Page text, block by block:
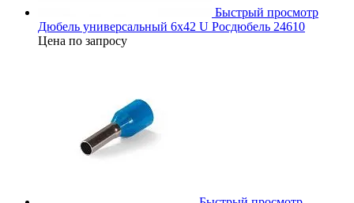
Быстрый просмотр
Дюбель универсальный 6х42 U Росдюбель 24610
Цена по запросу